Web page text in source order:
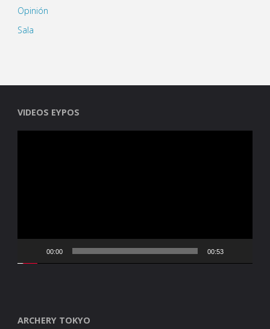
Opinión
Sala
VIDEOS EYPOS
00:00 00:53
ARCHERY TOKYO